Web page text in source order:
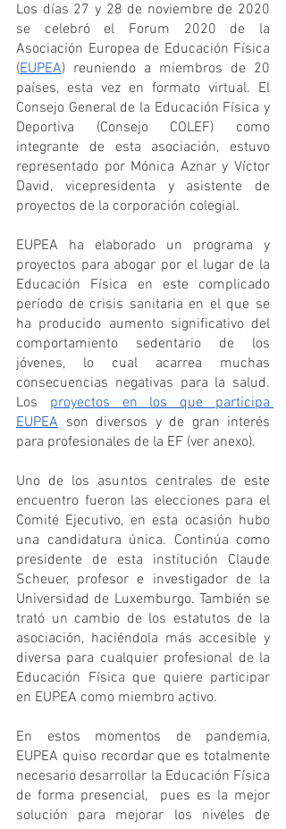
Los días 27 y 28 de noviembre de 2020
se celebró el Forum 2020 de la
Asociación Europea de Educación Física
(EUPEA) reuniendo a miembros de 20
países, esta vez en formato virtual. El
Consejo General de la Educación Física y
Deportiva (Consejo COLEF) como
integrante de esta asociación, estuvo
representado por Mónica Aznar y Víctor
David, vicepresidenta y asistente de
proyectos de la corporación colegial.
EUPEA ha elaborado un programa y
proyectos para abogar por el lugar de la
Educación Física en este complicado
período de crisis sanitaria en el que se
ha producido aumento significativo del
comportamiento sedentario de los
jóvenes, lo cual acarrea muchas
consecuencias negativas para la salud.
Los proyectos en los que participa
EUPEA son diversos y de gran interés
para profesionales de la EF (ver anexo).
Uno de los asuntos centrales de este
encuentro fueron las elecciones para el
Comité Ejecutivo, en esta ocasión hubo
una candidatura única. Continúa como
presidente de esta institución Claude
Scheuer, profesor e investigador de la
Universidad de Luxemburgo. También se
trató un cambio de los estatutos de la
asociación, haciéndola más accesible y
diversa para cualquier profesional de la
Educación Física que quiere participar
en EUPEA como miembro activo.
En estos momentos de pandemia,
EUPEA quiso recordar que es totalmente
necesario desarrollar la Educación Física
de forma presencial,  pues es la mejor
solución para mejorar los niveles de